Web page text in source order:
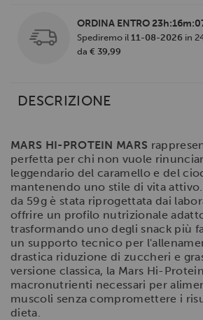
ORDINA ENTRO
Spediremo il 11-08-2026 in
da € 39,99
DESCRIZIONE
MARS HI-PROTEIN MARS
perfetta per chi non vuole
leggendario del caramello e del
mantenendo uno stile di vita
da 59g è stata riprogettata dai
offrire un profilo nutrizionale
trasformando uno degli snack più
un supporto tecnico per
drastica riduzione di zuccheri e
versione classica, la Mars Hi-
macronutrienti necessari per
muscoli senza compromettere i
dieta.